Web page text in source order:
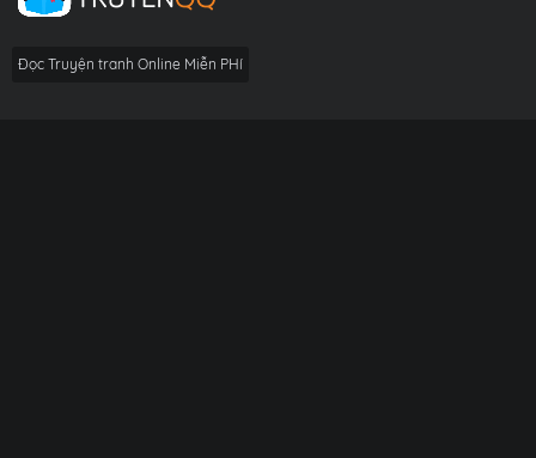
Đọc Truyện tranh Online Miễn PHí